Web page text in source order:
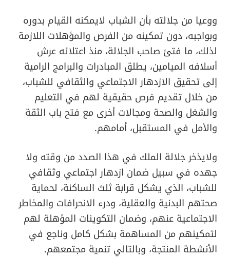
ووعيا من جلالته بأن الشباب لايمكنه القيام بدوره
وبواجبه، دون تمكينه من الفرص والمؤهلات اللازمة
لذلك، ما فتئ صاحب الجلالة، منذ اعتلائه عرش
أسلافه الميامين، يطلق المبادرات والبرامج الرامية
إلى تحقيق الازدهار الاجتماعي والثقافي للشباب،
من خلال تقديم فرص حقيقية لهم في التعليم
والشغل والصحة ومجالات أخرى مع فتح باب الثقة
والأمل في المستقبل، أمامهم.
ولايذخر جلالة الملك في هذا الصدد من وقته ولا
جهده في سبيل ضمان ازدهار اجتماعي وثقافي
للشباب، الذي يشكل قرابة ثلث الساكنة، لحماية
صحتهم البدنية والعقلية، ودرء الانحرافات والمخاطر
الاجتماعية عنهم، وضمان التكوينات المؤهلة لهم
لتمكينهم من المساهمة بشكل كامل وناجع في
الأنشطة المنتجة، وبالتالي تنمية مجتمعهم.